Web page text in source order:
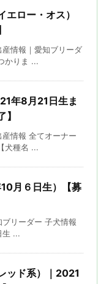
エロー・オス）
情報｜愛知ブリーダ
かりま ...
年8月21日生ま
情報 全てオーナー
犬種名 ...
月６日生）【募
リーダー 子犬情報
生 ...
ッド系）｜2021